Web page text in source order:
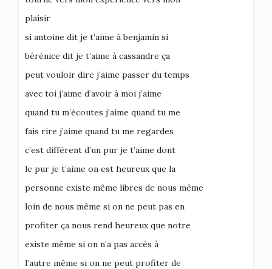
plaisir
si antoine dit je t’aime à benjamin si
bérénice dit je t’aime à cassandre ça
peut vouloir dire j’aime passer du temps
avec toi j’aime d’avoir à moi j’aime
quand tu m’écoutes j’aime quand tu me
fais rire j’aime quand tu me regardes
c’est différent d’un pur je t’aime dont
le pur je t’aime on est heureux que la
personne existe même libres de nous même
loin de nous même si on ne peut pas en
profiter ça nous rend heureux que notre
existe même si on n’a pas accès à
l’autre même si on ne peut profiter de